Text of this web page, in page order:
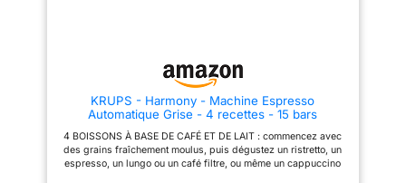
détartrage, pièces amovibles et
indicateurs, avec arrêt
d’énergie et mode veille CE
N’EST PAS JUSTE PARFAIT.
C’EST PERFETTO. Du café du
KRUPS - Harmony - Machine Espresso
Automatique Grise - 4 recettes - 15 bars
4 BOISSONS À BASE DE CAFÉ ET DE LAIT : commencez avec
des grains fraîchement moulus, puis dégustez un ristretto, un
espresso, un lungo ou un café filtre, ou même un cappuccino